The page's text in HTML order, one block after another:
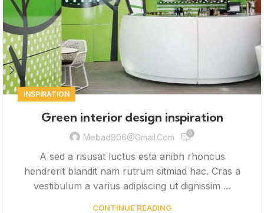
INSPIRATION
Green interior design inspiration
Mebad906@gmail.com 0
A sed a risusat luctus esta anibh rhoncus
hendrerit blandit nam rutrum sitmiad hac. Cras a
vestibulum a varius adipiscing ut dignissim ...
CONTINUE READING